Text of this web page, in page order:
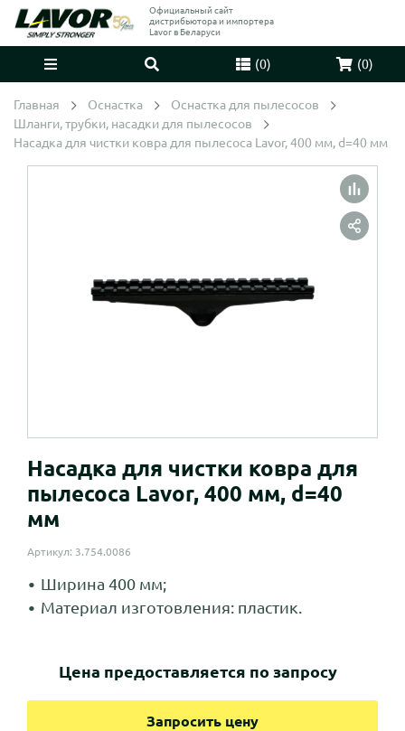
Официальный сайт
дистрибьютора и импортера
Lavor в Беларуси
(0) (0)
Главная Оснастка
Оснастка для пылесосов
Шланги, трубки, насадки для пылесосов
Насадка для чистки ковра для пылесоса Lavor, 400 мм, d=40 мм
Насадка для чистки ковра для
пылесоса Lavor, 400 мм, d=40
мм
Артикул: 3.754.0086
Ширина 400 мм;
Материал изготовления: пластик.
Цена предоставляется по запросу
Запросить цену